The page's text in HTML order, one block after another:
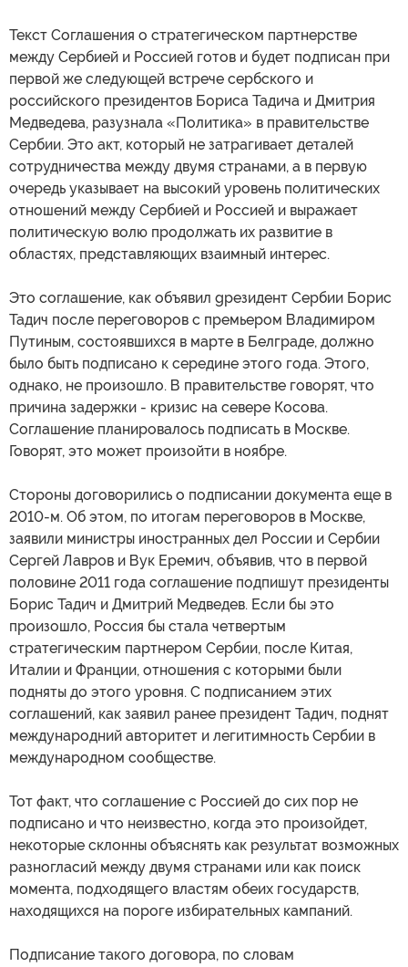
Текст Соглашения о стратегическом партнерстве
между Сербией и Россией готов и будет подписан при
первой же следующей встрече сербского и
российского президентов Бориса Тадича и Дмитрия
Медведева, разузнала «Политика» в правительстве
Сербии. Это акт, который не затрагивает деталей
сотрудничества между двумя странами, а в первую
очередь указывает на высокий уровень политических
отношений между Сербией и Россией и выражает
политическую волю продолжать их развитие в
областях, представляющих взаимный интерес.
Это соглашение, как объявил gрезидент Сербии Борис
Тадич после переговоров с премьером Владимиром
Путиным, состоявшихся в марте в Белграде, должно
было быть подписано к середине этого года. Этого,
однако, не произошло. В правительстве говорят, что
причина задержки - кризис на севере Косова.
Соглашение планировалось подписать в Москве.
Говорят, это может произойти в ноябре.
Стороны договорились о подписании документа еще в
2010-м. Об этом, по итогам переговоров в Москве,
заявили министры иностранных дел России и Сербии
Сергей Лавров и Вук Еремич, объявив, что в первой
половине 2011 года соглашение подпишут президенты
Борис Тадич и Дмитрий Медведев. Если бы это
произошло, Россия бы стала четвертым
стратегическим партнером Сербии, после Китая,
Италии и Франции, отношения с которыми были
подняты до этого уровня. С подписанием этих
соглашений, как заявил ранее президент Тадич, поднят
международний авторитет и легитимность Сербии в
международном сообществе.
Тот факт, что соглашение с Россией до сих пор не
подписано и что неизвестно, когда это произойдет,
некоторые склонны объяснять как результат возможных
разногласий между двумя странами или как поиск
момента, подходящего властям обеих государств,
находящихся на пороге избирательных кампаний.
Подписание такого договора, по словам